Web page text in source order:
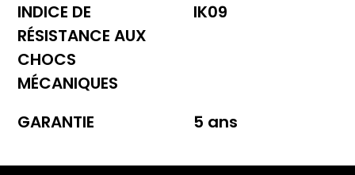
INDICE DE
RÉSISTANCE AUX
CHOCS
MÉCANIQUES
IK09
GARANTIE 5 ans